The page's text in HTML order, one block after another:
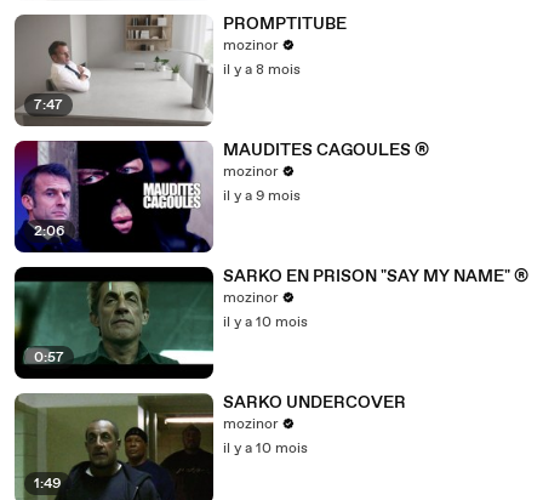
7:47
PROMPTITUBE
mozinor
il y a 8 mois
2:06
MAUDITES CAGOULES ®
mozinor
il y a 9 mois
0:57
SARKO EN PRISON "SAY MY NAME" ®
mozinor
il y a 10 mois
1:49
SARKO UNDERCOVER
mozinor
il y a 10 mois